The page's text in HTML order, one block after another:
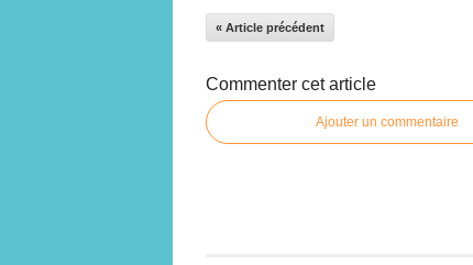
« Article précédent
Commenter cet article
Ajouter un commentaire